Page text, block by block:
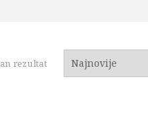
rezultat